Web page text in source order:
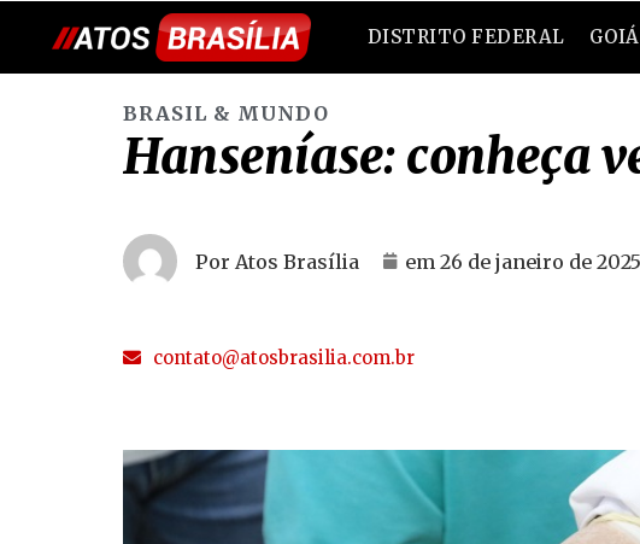
DISTRITO FEDERAL
BRASIL & MUNDO
Hanseníase: conheça
Por Atos Brasília em 26 de janeiro de 2025
contato@atosbrasilia.com.br